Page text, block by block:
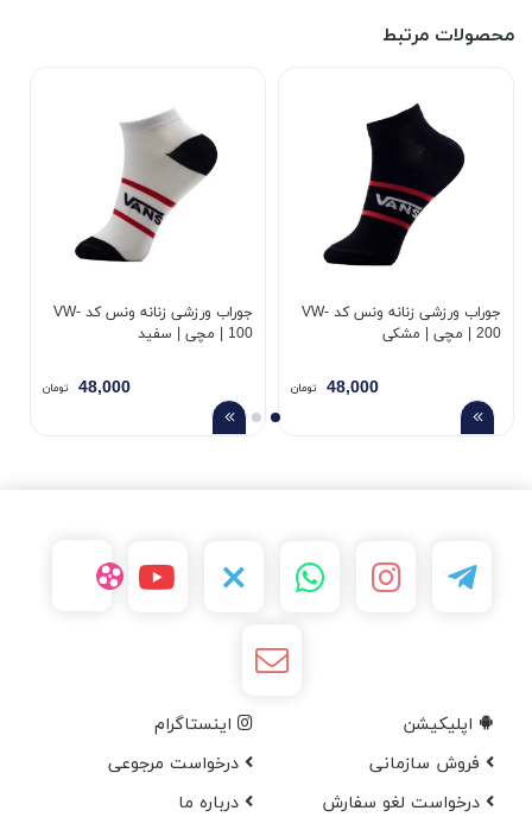
محصولات مرتبط
جوراب ورزشی زنانه ونس کد VW-
200 | مچی | مشکی
48,000 تومان
جوراب ورزشی زنانه ونس کد VW-
100 | مچی | سفید
48,000 تومان
اپلیکیشن
اینستاگرام
فروش سازمانی
درخواست مرجوعی
درخواست لغو سفارش
در‌باره ما